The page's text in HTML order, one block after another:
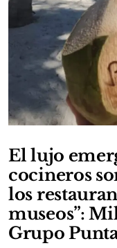
El lujo
cocineros
los
museos”:
Grupo